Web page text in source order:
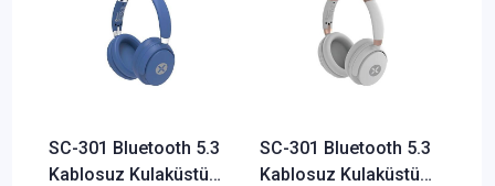
SC-301 Bluetooth 5.3
Kablosuz Kulaküstü
SC-301 Bluetooth 5.3
Kablosuz Kulaküstü